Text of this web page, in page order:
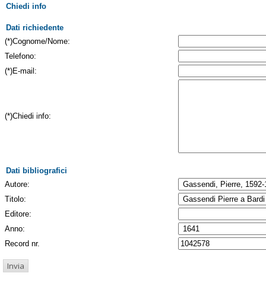
Chiedi info
Dati richiedente
(*)Cognome/Nome:
Telefono:
(*)E-mail:
(*)Chiedi info:
Dati bibliografici
Autore:
Titolo:
Editore:
Anno:
Record nr.